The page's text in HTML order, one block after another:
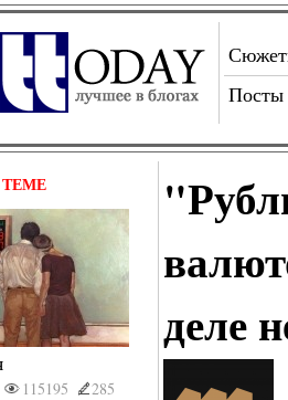
Посты
115195
285
деле